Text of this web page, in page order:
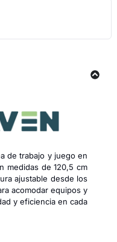
de trabajo y juego en
medidas de 120,5 cm
ajustable desde los
acomodar equipos y
y eficiencia en cada